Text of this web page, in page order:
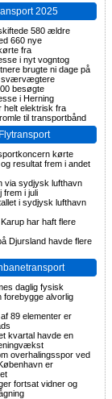
2025
580 ældre
660 nye
fra
i nyt vogntog
brugte ni dage på
sværvægtere
besøgte
i Herning
helt elektrisk fra
til transportbånd
Flytransport
kørte
resultat frem i andet
via sydjysk lufthavn
frem i juli
i sydjysk lufthavn
har haft flere
Djursland havde flere
daglig fysisk
forebygge alvorlig
89 elementer er
kvartal havde en
overhalingsspor ved
er
fortsat vidner og